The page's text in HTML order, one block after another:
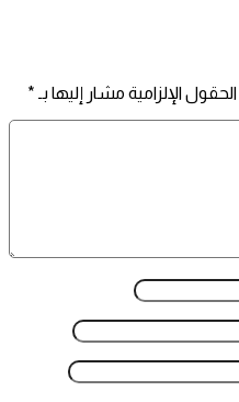
الحقول الإلزامية مشار إليها بـ *